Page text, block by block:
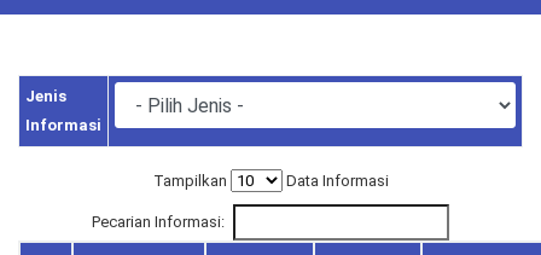
Jenis
Informasi
Tampilkan Data Informasi
Pecarian Informasi: